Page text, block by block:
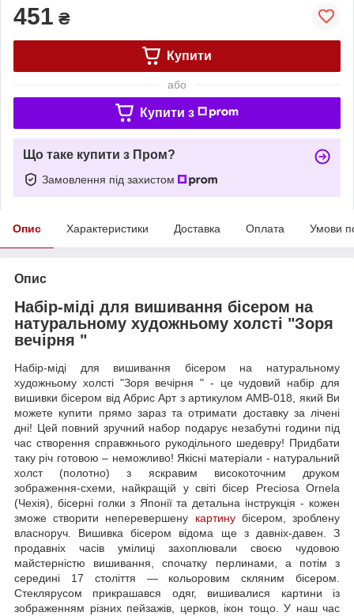
451 ₴
Купити
або
Купити з
Що таке купити з Пром?
Замовлення під захистом
Опис Характеристики Доставка Оплата Умови
Опис
Набір-міді для вишивання бісером на
натуральному художньому холсті "Зоря
вечірня "
Набір-міді для вишивання бісером на натуральному
художньому холсті "Зоря вечірня " - це чудовий набір для
вишивки бісером від Абрис Арт з артикулом AMB-018, який Ви
можете купити прямо зараз та отримати доставку за лічені
дні! Цей повний зручний набор подарує незабутні години під
час створення справжнього рукодільного шедевру! Придбати
таку річ готовою – неможливо! Якісні матеріали - натуральний
холст (полотно) з яскравим високоточним друком
зображення-схеми, найкращій у світі бісер Preciosa Ornela
(Чехія), бісерні голки з Японії та детальна інструкція - кожен
зможе створити неперевершену картинубісером, зроблену
власноруч. Вишивка бісером відома ще з давніх-давен. З
продавніх часів умілиці захоплювали своєю чудовою
майстерністю вишивання, спочатку перлинами, а потім з
середині 17 століття — кольоровим скляним бісером.
Стеклярусом прикрашався одяг, вишивалися картини із
зображенням різних пейзажів, церков, ікон тощо. У наш час